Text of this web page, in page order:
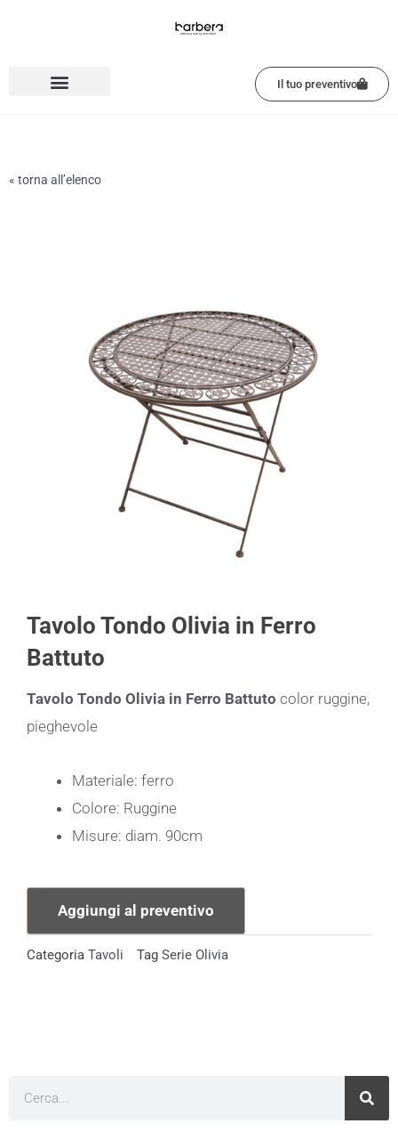
Il tuo preventivo
« torna all’elenco
Tavolo Tondo Olivia in Ferro
Battuto
Tavolo Tondo Olivia in Ferro Battuto color ruggine,
pieghevole
Materiale: ferro
Colore: Ruggine
Misure: diam. 90cm
Aggiungi al preventivo
Categoria Tavoli Tag Serie Olivia
Cerca